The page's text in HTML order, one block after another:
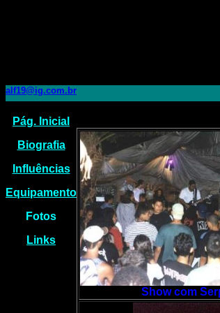
alf19@ig.com.br
Pág. Inicial
Biografia
Influências
Equipamento
Fotos
Links
Show com